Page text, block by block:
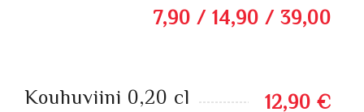
7,90 / 14,90 / 39,00
Kouhuviini 0,20 cl 12,90 €